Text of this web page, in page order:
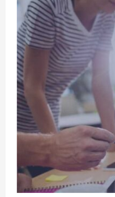
Ein
Orden-
Team
im
Verein
–
Warum
das
wirklich